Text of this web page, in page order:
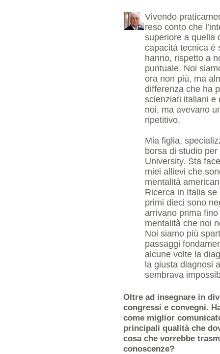
Vivendo
reso conto che
superiore a quella
capacità tecnica è
hanno, rispetto a
puntuale. Noi
ora non più, ma
differenza che ha
scienziati italiani e
noi, ma avevano
ripetitivo.
Mia figlia,
borsa di studio
University. Sta
miei allievi che
mentalità
Ricerca in Italia
primi dieci sono
arrivano prima
mentalità che noi
Noi siamo più
passaggi
alcune volte la
la giusta diagnosi
sembrava
Oltre ad insegnare in
congressi e convegni.
come miglior
principali qualità che
cosa che vorrebbe
conoscenze?